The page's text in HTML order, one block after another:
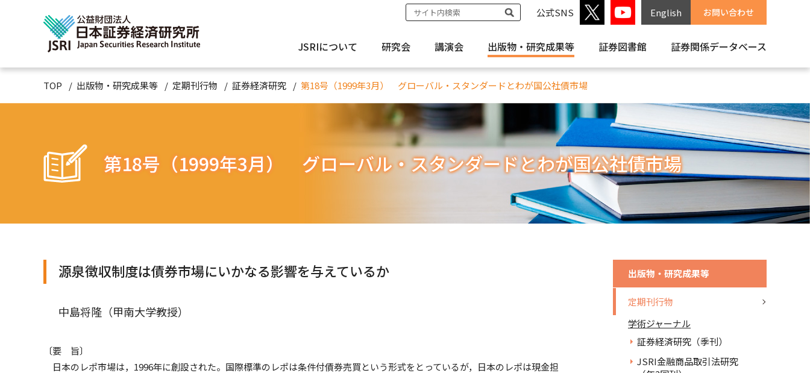
公式SNS English お問い合わせ
JSRIについて 研究会 講演会 出版物・ 研究成果等 証券図書館 証券関係データベース
TOP 出版物・研究成果等 定期刊行物 証券経済研究 第18号（1999年3月） グローバル・スタンダードとわが国公社債市場
第18号（1999年3月） グローバル・スタンダードとわが国公社債市場
源泉徴収制度は債券市場にいかなる影響を与えているか
中島将隆（甲南大学教授）
〔要 旨〕
日本のレポ市場は，1996年に創設された。国際標準のレポは条件付債券売買という形式をとっているが，日本のレポは現金担
出版物・研究成果等
定期刊行物
学術ジャーナル
証券経済研究（季刊）
JSRI金融商品取引法研究